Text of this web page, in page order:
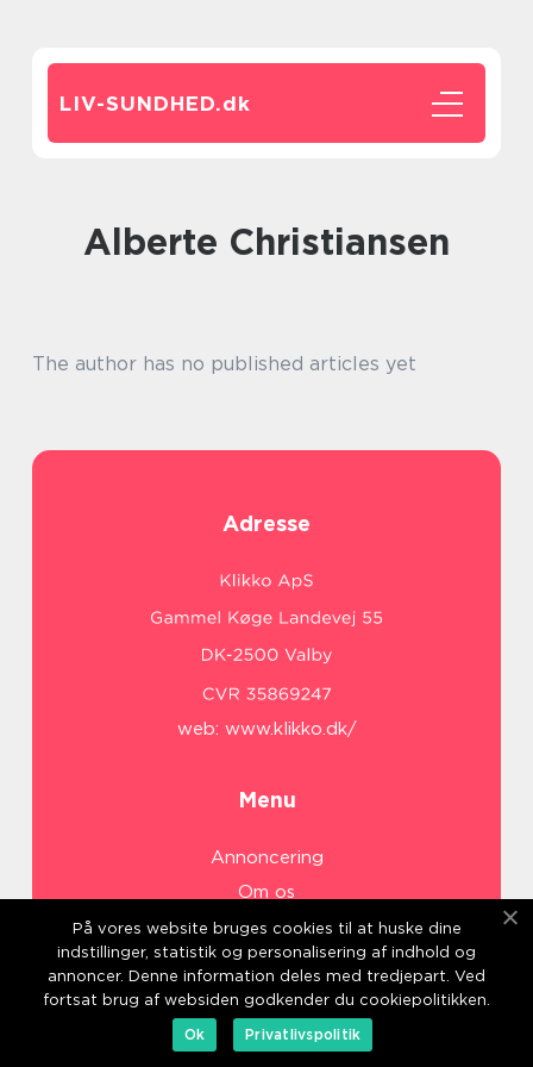
LIV-SUNDHED.dk
Alberte Christiansen
The author has no published articles yet
Adresse
web: www.klikko.dk/
Menu
Annoncering
Om os
Cookies
Kontakt os
Sitemap
På vores website bruges cookies til at huske dine
indstillinger, statistik og personalisering af indhold og
annoncer. Denne information deles med tredjepart. Ved
fortsat brug af websiden godkender du cookiepolitikken.
Ok
Privatlivspolitik